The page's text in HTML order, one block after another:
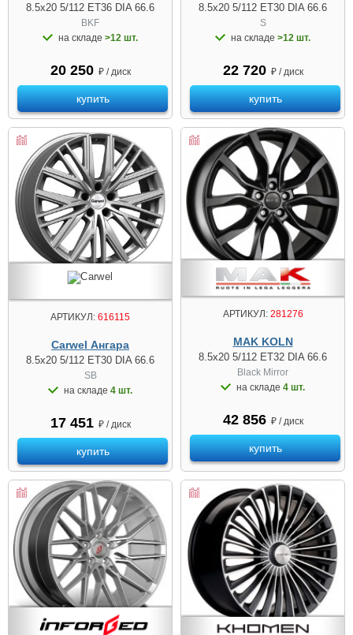
8.5x20 5/112 ET36 DIA 66.6
BKF
на складе >12 шт.
20 250 ₽ / диск
купить
8.5x20 5/112 ET30 DIA 66.6
S
на складе >12 шт.
22 720 ₽ / диск
купить
АРТИКУЛ: 616115
Carwel Ангара
8.5x20 5/112 ET30 DIA 66.6
SB
на складе 4 шт.
17 451 ₽ / диск
купить
АРТИКУЛ:281276
MAK KOLN
8.5x20 5/112 ET32 DIA 66.6
Black Mirror
на складе 4 шт.
42 856 ₽ / диск
купить